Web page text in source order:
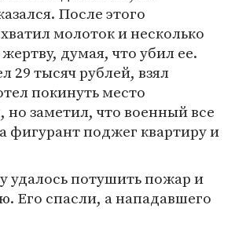
После этого
молоток и несколько
думая, что убил ее.
29 тысяч рублей, взял
покинуть место
но заметил, что военный все
фигурант поджег квартиру и
удалось потушить пожар и
Его спасли, а нападавшего